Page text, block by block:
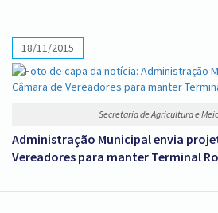
18/11/2015
Secretaria de Agricultura e
Administração Municipal envia
Vereadores para manter Terminal